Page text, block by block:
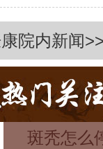
院内新闻
斑秃怎么